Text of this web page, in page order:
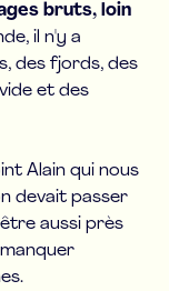
bruts, loin
il n'y a
des fjords, des
et des
Alain qui nous
devait passer
aussi près